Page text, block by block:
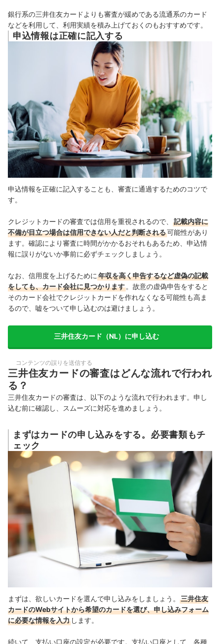
銀行系の三井住友カードよりも審査が緩めである流通系のカード
などを利用して、利用実績を積み上げておくのもおすすめです。
申込情報は正確に記入する
申込情報を正確に記入することも、審査に通過するためのコツで
す。
クレジットカードの審査では信用を重視されるので、
記載内容に
不備が目立つ場合は信用できない人だと判断される可能性があり
ます。確認により審査に時間がかかるおそれもあるため、申込情
報に誤りがないか事前に必ずチェックしましょう。
なお、信用度を上げるために 年収を高く申告するなど虚偽の記載
をしても、カード会社に見つかります 。故意の虚偽申告をすると
そのカード会社でクレジットカードを作れなくなる可能性も高ま
るので、嘘をついて申し込むのは避けましょう。
三井住友カード（NL）に申し込む
コンテンツの誤りを送信する
三井住友カードの審査はどんな流れで行われ
る？
三井住友カードの審査は、以下のような流れで行われます。申し
込む前に確認し、スムーズに対応を進めましょう。
まずはカードの申し込みをする。必要書類もチ
ェック
まずは、欲しいカードを選んで申し込みをしましょう。
三井住友
カードのWebサイトから希望のカードを選び、申し込みフォーム
に必要な情報を入力 します。
続いて、支払い口座の設定が必要です。支払い口座として、各種